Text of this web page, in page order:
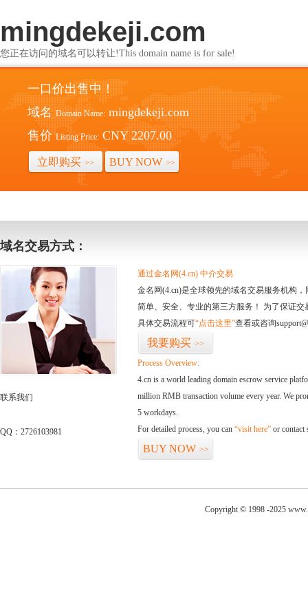
mingdekeji.com
您正在访问的域名可以转让!This domain name is for sale!
一口价出售中！
域名 Domain Name: mingdekeji.com
售价 Listing Price: CNY 2207.00
立即购买 >> BUY NOW >>
域名交易方式：
联系我们
QQ：2726103981
通过金名网(4.cn) 中介交易
金名网(4.cn)是全球领先的域名交易服务机构
简单、安全、专业的第三方服务！ 为了保证
具体交易流程可“点击这里”查看或咨询
我要购买 >>
Process Overview:
4.cn is a world leading domain escrow service
million RMB transaction volume every year. We
5 workdays.
For detailed process, you can “visit here” or contact
BUY NOW >>
Copyright © 1998 -2025